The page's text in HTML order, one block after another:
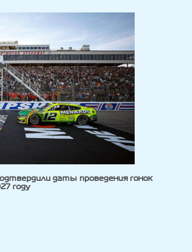
даты проведения гонок
году